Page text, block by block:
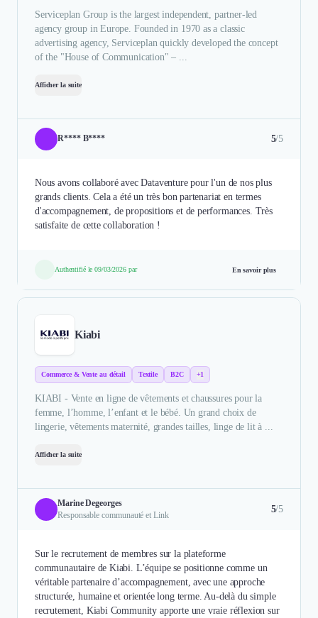
Serviceplan Group is the largest independent, partner-led
agency group in Europe. Founded in 1970 as a classic
advertising agency, Serviceplan quickly developed the concept
of the "House of Communication" – ...
Afficher la suite
R**** B**** 5/5
Nous avons collaboré avec Dataventure pour l'un de nos plus
grands clients. Cela a été un très bon partenariat en termes
d'accompagnement, de propositions et de performances. Très
satisfaite de cette collaboration !
Authentifié le 09/03/2026 par En savoir plus
Kiabi
Commerce & Vente au détail Textile B2C +1
KIABI - Vente en ligne de vêtements et chaussures pour la
femme, l’homme, l’enfant et le bébé. Un grand choix de
lingerie, vêtements maternité, grandes tailles, linge de lit à ...
Afficher la suite
Marine Degeorges
Responsable communauté et Link
5/5
Sur le recrutement de membres sur la plateforme
communautaire de Kiabi. L’équipe se positionne comme un
véritable partenaire d’accompagnement, avec une approche
structurée, humaine et orientée long terme. Au-delà du simple
recrutement, Kiabi Community apporte une vraie réflexion sur